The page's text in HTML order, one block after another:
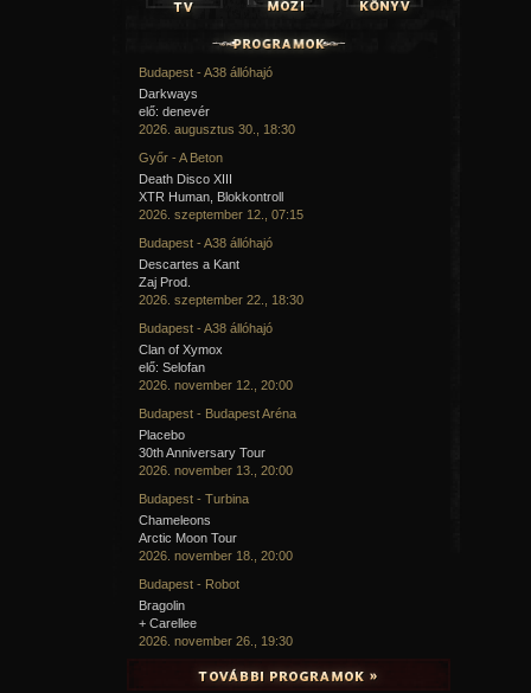
Budapest - A38 állóhajó
Darkways
elő: denevér
2026. augusztus 30., 18:30
Győr - A Beton
Death Disco XIII
XTR Human, Blokkontroll
2026. szeptember 12., 07:15
Budapest - A38 állóhajó
Descartes a Kant
Zaj Prod.
2026. szeptember 22., 18:30
Budapest - A38 állóhajó
Clan of Xymox
elő: Selofan
2026. november 12., 20:00
Budapest - Budapest Aréna
Placebo
30th Anniversary Tour
2026. november 13., 20:00
Budapest - Turbina
Chameleons
Arctic Moon Tour
2026. november 18., 20:00
Budapest - Robot
Bragolin
+ Carellee
2026. november 26., 19:30